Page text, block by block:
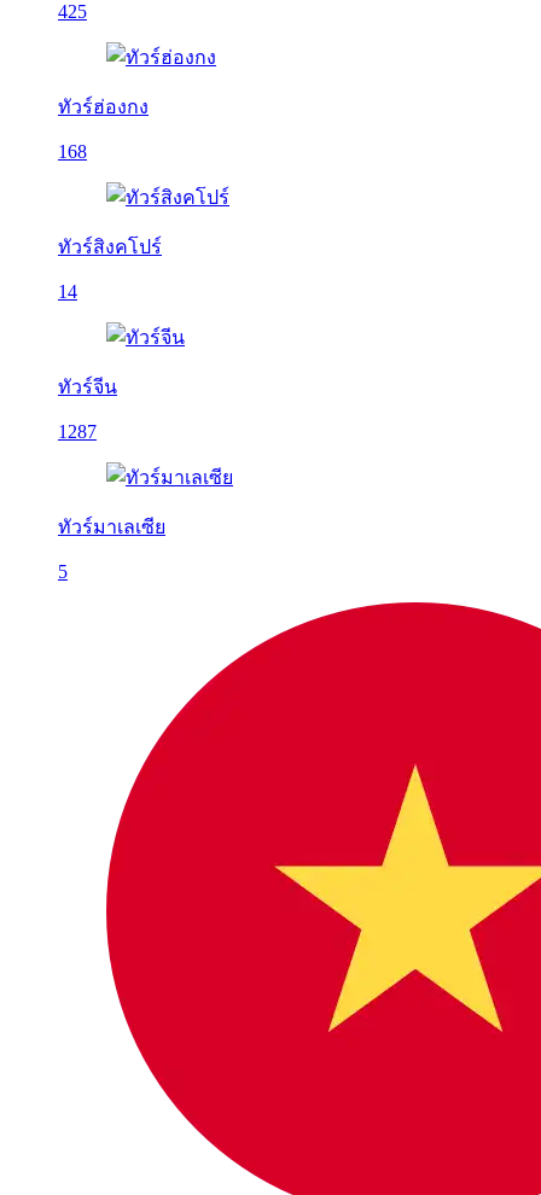
425
ทัวร์ฮ่องกง
168
ทัวร์สิงคโปร์
14
ทัวร์จีน
1287
ทัวร์มาเลเซีย
5